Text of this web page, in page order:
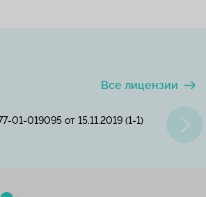
Все лицензии